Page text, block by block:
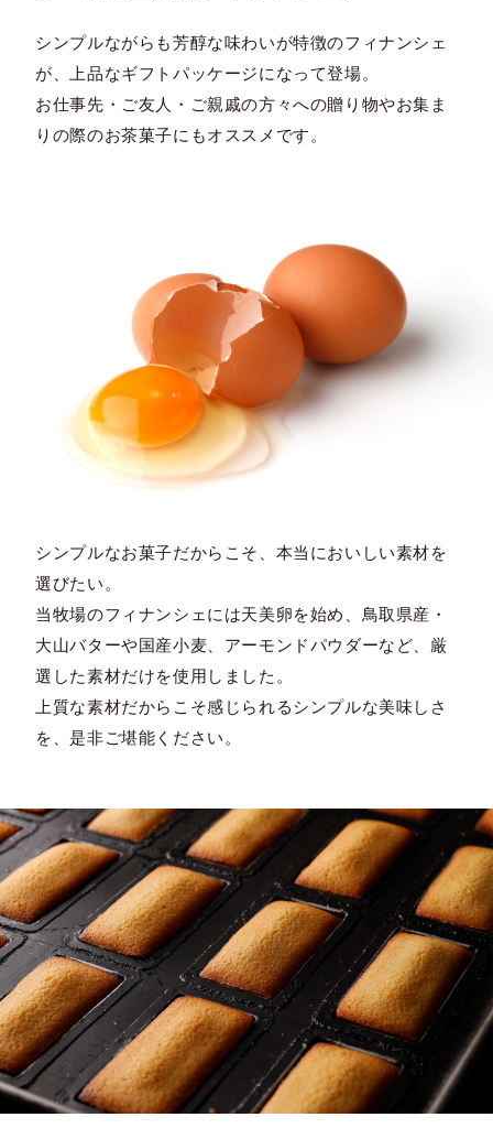
シンプルながらも芳醇な味わいが特徴のフィナンシェ
が、上品なギフトパッケージになって登場。
お仕事先・ご友人・ご親戚の方々への贈り物やお集ま
りの際のお茶菓子にもオススメです。
シンプルなお菓子だからこそ、本当においしい素材を
選びたい。
当牧場のフィナンシェには天美卵を始め、鳥取県産・
大山バターや国産小麦、アーモンドパウダーなど、厳
選した素材だけを使用しました。
上質な素材だからこそ感じられるシンプルな美味しさ
を、是非ご堪能ください。